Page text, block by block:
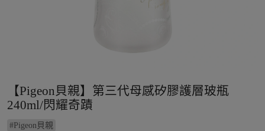
【Pigeon貝親】第三代母感矽膠護層玻瓶
240ml/閃耀奇蹟
# Pigeon貝親